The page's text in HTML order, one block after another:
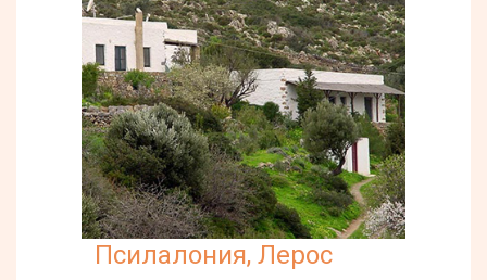
Псилалония, Лерос